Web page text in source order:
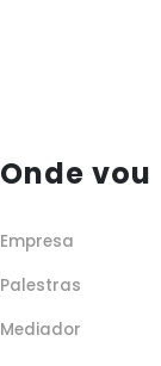
Onde vou
Empresa
Palestras
Mediador